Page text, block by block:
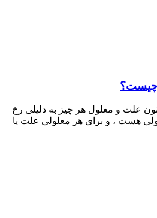
چیست؟
جهانی موفقیت 1- قانون علت و معلول هر چیز به دلیلی رخ
هست ، و برای هر معلولی علت یا